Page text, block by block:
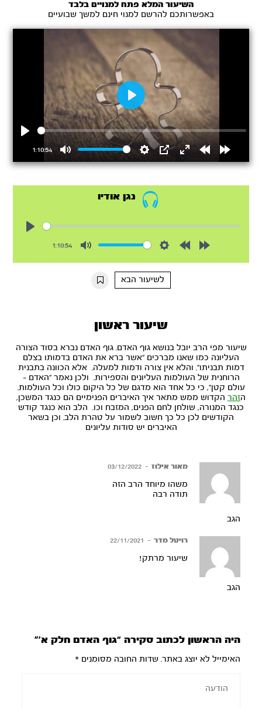
השיעור המלא פתח למנויים בלבד
באפשרותכם להרשם למנוי חינם למשך שבועיים
1:10:54
Mute Settings
PIP
EnterRewindForward
Play
נגן אודיו
1:10:54
לשיעור הבא
שיעור ראשון
שיעור מפי הרב יובל בנושא גוף האדם. גוף האדם נברא בסוד הצורה
העליונה כמו שאנו מברכים "אשר ברא את האדם בדמותו בצלם
דמות תבניתו". והלא אין צורה ודמות למעלה. אלא הכוונה בתבנית
הרוחנית של העולמות העליונים והספירות. ולכן נאמר "האדם -
עולם קטן", כי כל אחד הוא מדגם של כל היקום כולו וכל העולמות.
הזהר הקדוש ממש מתאר איך האיברים הפנימיים הם כנגד המשכן,
כנגד המנורה, שולחן לחם הפנים, המזבח וכו. הלב הוא כנגד קודש
הקודשים לכן כל כך חשוב לשמור על טהרת הלב. וכן בשאר
האיברים יש סודות עליונים
מאור אילוז –
03/12/2022
משהו מיוחד הרב הזה
תודה רבה
הגב
רויטל מדר –
22/11/2021
שיעור מרתק!
הגב
היה הראשון לכתוב סקירה “גוף האדם חלק א’”
האימייל לא יוצג באתר. שדות החובה מסומנים*